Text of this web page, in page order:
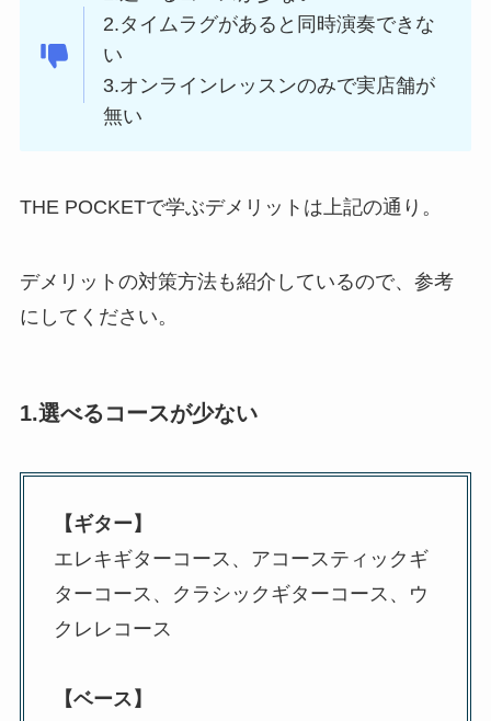
2.タイムラグがあると同時演奏できな
い
3.オンラインレッスンのみで実店舗が
無い
THE POCKETで学ぶデメリットは上記の通り。
デメリットの対策方法も紹介しているので、参考
にしてください。
1.選べるコースが少ない
【ギター】
エレキギターコース、アコースティックギ
ターコース、クラシックギターコース、ウ
クレレコース
【ベース】